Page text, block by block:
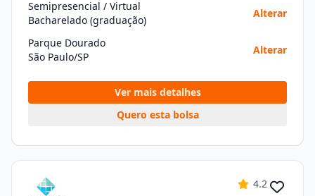
Semipresencial / Virtual
Bacharelado (graduação)
Alterar
Parque Dourado
São Paulo/SP
Alterar
Ver mais detalhes
Quero esta bolsa
4.2